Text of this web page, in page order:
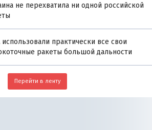
не перехватила ни одной российской
практически все свои
ракеты большой дальности
Перейти в ленту